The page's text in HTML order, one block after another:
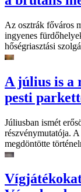
Az osztrák főváros
ingyenes
hőségriasztási
A július is a
pesti
Júliusban ismét
részvénymutatója.
megdöntötte